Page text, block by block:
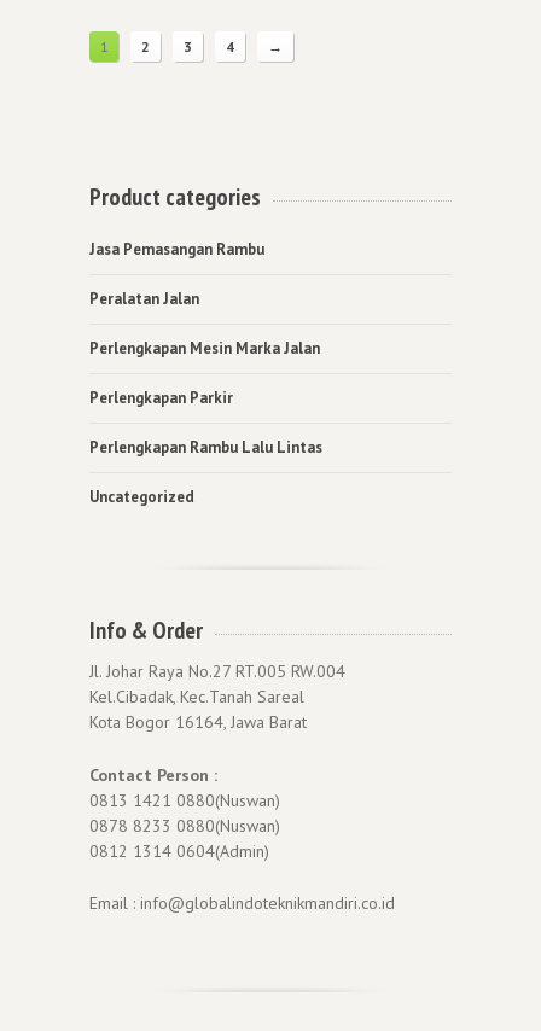
1 2 3 4 →
Product categories
Jasa Pemasangan Rambu
Peralatan Jalan
Perlengkapan Mesin Marka Jalan
Perlengkapan Parkir
Perlengkapan Rambu Lalu Lintas
Uncategorized
Info & Order
Jl. Johar Raya No.27 RT.005 RW.004
Kel.Cibadak, Kec.Tanah Sareal
Kota Bogor 16164, Jawa Barat
Contact Person :
0813 1421 0880(Nuswan)
0878 8233 0880(Nuswan)
0812 1314 0604(Admin)
Email : info@globalindoteknikmandiri.co.id